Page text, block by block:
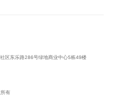
料厂家加盟
术涂料环保性能大比
区东乐路286号绿地商业中心5栋49楼
有